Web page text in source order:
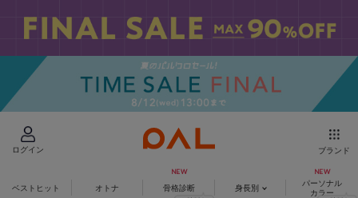
ログイン ブランド
ベストヒット オトナ 骨格診断 身長別
パーソナル
カラー